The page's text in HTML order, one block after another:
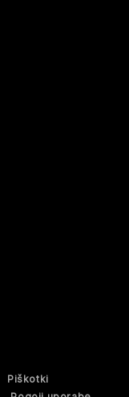
Piškotki